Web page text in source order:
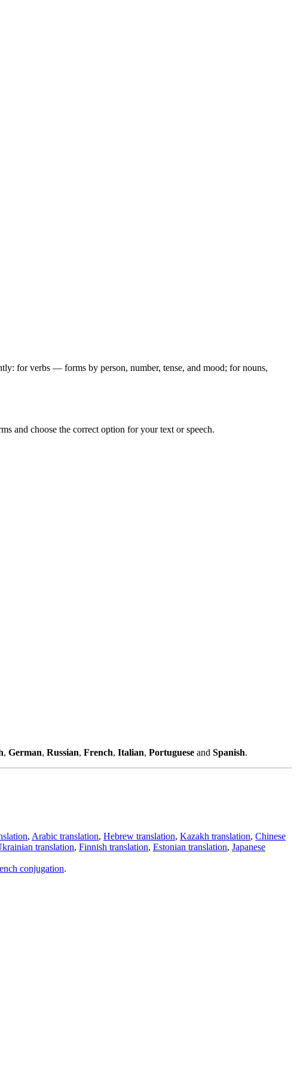
for verbs — forms by person, number, tense, and mood; for nouns,
and choose the correct option for your text or speech.
, German, Russian, French, Italian, Portuguese and Spanish.
, Arabic translation, Hebrew translation, Kazakh translation, Chinese
translation, Finnish translation, Estonian translation, Japanese
conjugation.